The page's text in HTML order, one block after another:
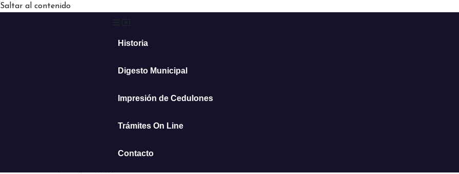
Saltar al contenido
Historia
Digesto Municipal
Impresión de Cedulones
Trámites On Line
Contacto